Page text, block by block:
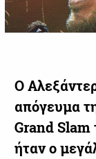
Ο
απόγευμα
Grand Slam
ήταν ο